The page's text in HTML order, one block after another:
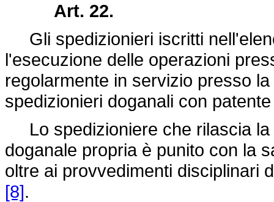
Art. 22.
Gli spedizionieri iscritti
l'esecuzione delle operazioni
regolarmente in servizio presso
spedizionieri doganali con
Lo spedizioniere che rilascia la
doganale propria è punito con la
oltre ai provvedimenti disciplinari
[8].